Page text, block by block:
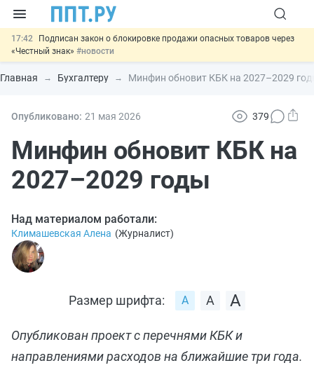
17:42
Подписан закон о блокировке продажи опасных товаров через
«Честный знак» #новости
17:17 Дистанционную работу беременных пропишут в ТК РФ#новости
15:25 Изменят правила контроля за подрядчиками ИЖС с эскроу-
11:31
Важно
Разработают единые критерии трудовых и ГПХ-
отношений #новости
Главная Бухгалтеру Минфин обновит КБК на 2027–2029
Опубликовано: 21 мая 2026 379
Минфин обновит КБК на
2027–2029 годы
Над материалом работали:
Климашевская Алена (Журналист)
Размер шрифта:
Опубликован проект с перечнями КБК и
направлениями расходов на ближайшие три года.